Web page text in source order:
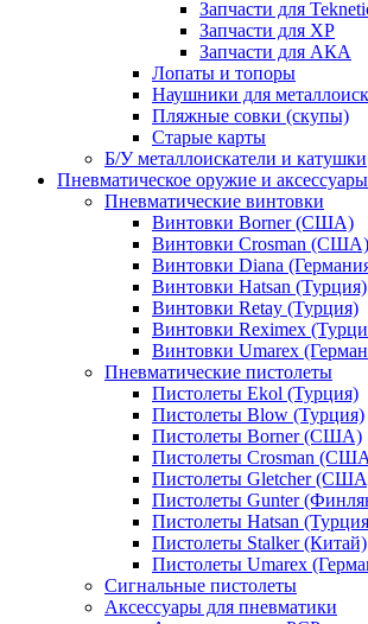
Запчасти для
Запчасти для XP
Запчасти для АКА
Лопаты и топоры
Наушники для
Пляжные совки (скупы)
Старые карты
Б/У металлоискатели и катушки
Пневматическое оружие и аксессуары
Пневматические винтовки
Винтовки Borner (США)
Винтовки Crosman (США)
Винтовки Diana
Винтовки Hatsan (Турция)
Винтовки Retay (Турция)
Винтовки Reximex
Винтовки Umarex
Пневматические пистолеты
Пистолеты Ekol (Турция)
Пистолеты Blow (Турция)
Пистолеты Borner (США)
Пистолеты Crosman
Пистолеты Gletcher
Пистолеты Gunter
Пистолеты Hatsan
Пистолеты Stalker (Китай)
Пистолеты Umarex
Сигнальные пистолеты
Аксессуары для пневматики